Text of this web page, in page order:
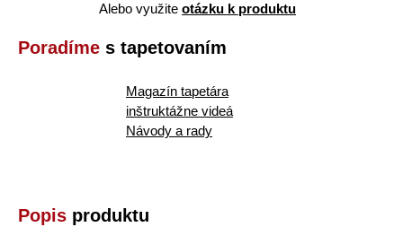
Alebo využite otázku k produktu
Poradíme s tapetovaním
Magazín tapetára
inštruktážne videá
Návody a rady
Popis produktu